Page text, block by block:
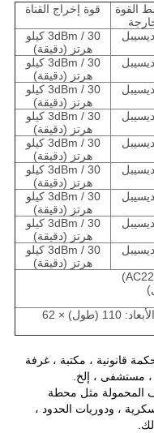
​​القوة
قوة إخراج القناة
3dBm / 30 كيلو
هرتز (دقيقة)
3dBm / 30 كيلو
هرتز (دقيقة)
3dBm / 30 كيلو
هرتز (دقيقة)
3dBm / 30 كيلو
هرتز (دقيقة)
3dBm / 30 كيلو
هرتز (دقيقة)
3dBm / 30 كيلو
هرتز (دقيقة)
3dBm / 30 كيلو
هرتز (دقيقة)
3dBm / 30 كيلو
هرتز (دقيقة)
3dBm / 30 كيلو
هرتز (دقيقة)
استهلاك الطاقة: 1 واط الوزن: 300 جرام الأبعاد: 110 (طول) × 62
قانونية ، مكتبة ، غرفة
مستشفى ، إلخ.
المحمولة مثل محطة
، ودوريات الحدود ،